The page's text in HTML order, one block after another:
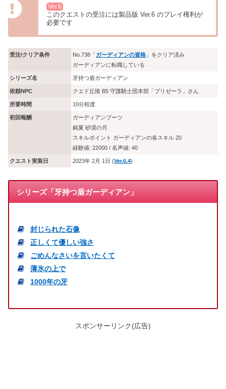
Ver.6
このクエストの受注には製品版 Ver.6 のプレイ権利が
必要です
受注/クリア条件 No.738「 ガーディアンの資格 」をクリア済み
ガーディアンに転職している
シリーズ名 牙持つ盾ガーディアン
依頼NPC クエド丘陵 B5 守護騎士団本部「プリゼーラ」さん
所要時間 10分程度
初回報酬
ガーディアンブーツ
銘菓 砂漠の月
スキルポイント ガーディアンの各スキル 20
経験値: 22000 / 名声値: 40
クエスト実装日 2023年 2月 1日 (Ver.6.4)
シリーズ「牙持つ盾ガーディアン」
封じられた石像
正しくて優しい強さ
ごめんなさいを言いたくて
薄氷の上で
1000年の牙
スポンサーリンク(広告)